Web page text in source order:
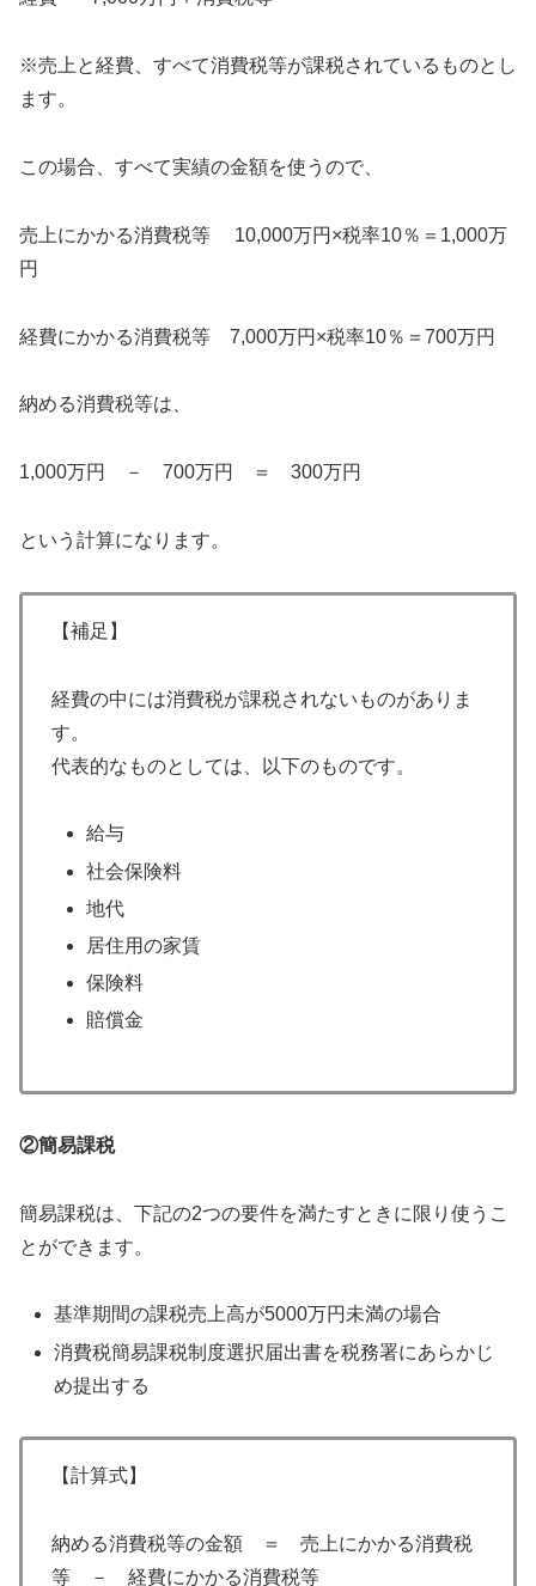
※売上と経費、すべて消費税等が課税されているものとし
ます。
この場合、すべて実績の金額を使うので、
売上にかかる消費税等 10,000万円×税率10％＝1,000万
円
経費にかかる消費税等 7,000万円×税率10％＝700万円
納める消費税等は、
1,000万円 － 700万円 ＝ 300万円
という計算になります。
【補足】
経費の中には消費税が課税されないものがありま
す。
代表的なものとしては、以下のものです。
給与
社会保険料
地代
居住用の家賃
保険料
賠償金
②簡易課税
簡易課税は、下記の2つの要件を満たすときに限り使うこ
とができます。
基準期間の課税売上高が5000万円未満の場合
消費税簡易課税制度選択届出書を税務署にあらかじ
め提出する
【計算式】
納める消費税等の金額 ＝ 売上にかかる消費税
等 － 経費にかかる消費税等